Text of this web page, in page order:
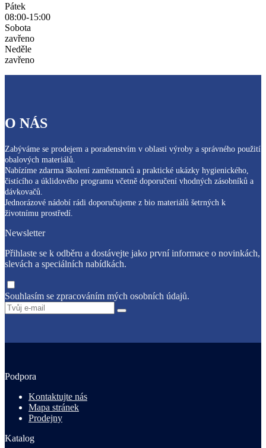
Pátek
08:00-15:00
Sobota
zavřeno
Neděle
zavřeno
O NÁS
Zabýváme se prodejem a poradenstvím v oblasti výroby a správného použití
obalových materiálů.
Nabízíme zdarma školení zaměstnanců a praktické ukázky hygienického,
čistícího a úklidového programu včetně doporučení vhodných zásobníků a
dávkovačů.
Jednorázové nádobí rádi doporučujeme z bio materiálů šetrných k
životnímu prostředí.
Newsletter
Přihlaste se k odběru a dostávejte jako první informace o novinkách,
slevách a speciálních nabídkách.
Souhlasím se zpracováním mých osobních údajů.
Podpora
Kontaktujte nás
Mapa stránek
Prodejny
Katalog